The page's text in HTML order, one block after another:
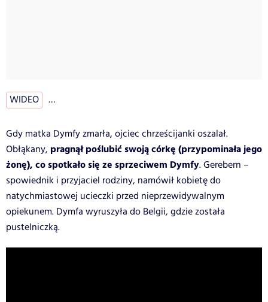
WIDEO …
Gdy matka Dymfy zmarła, ojciec chrześcijanki oszalał.
Obłąkany, pragnął poślubić swoją córkę (przypominała jego
żonę), co spotkało się ze sprzeciwem Dymfy. Gerebern –
spowiednik i przyjaciel rodziny, namówił kobietę do
natychmiastowej ucieczki przed nieprzewidywalnym
opiekunem. Dymfa wyruszyła do Belgii, gdzie została
pustelniczką.